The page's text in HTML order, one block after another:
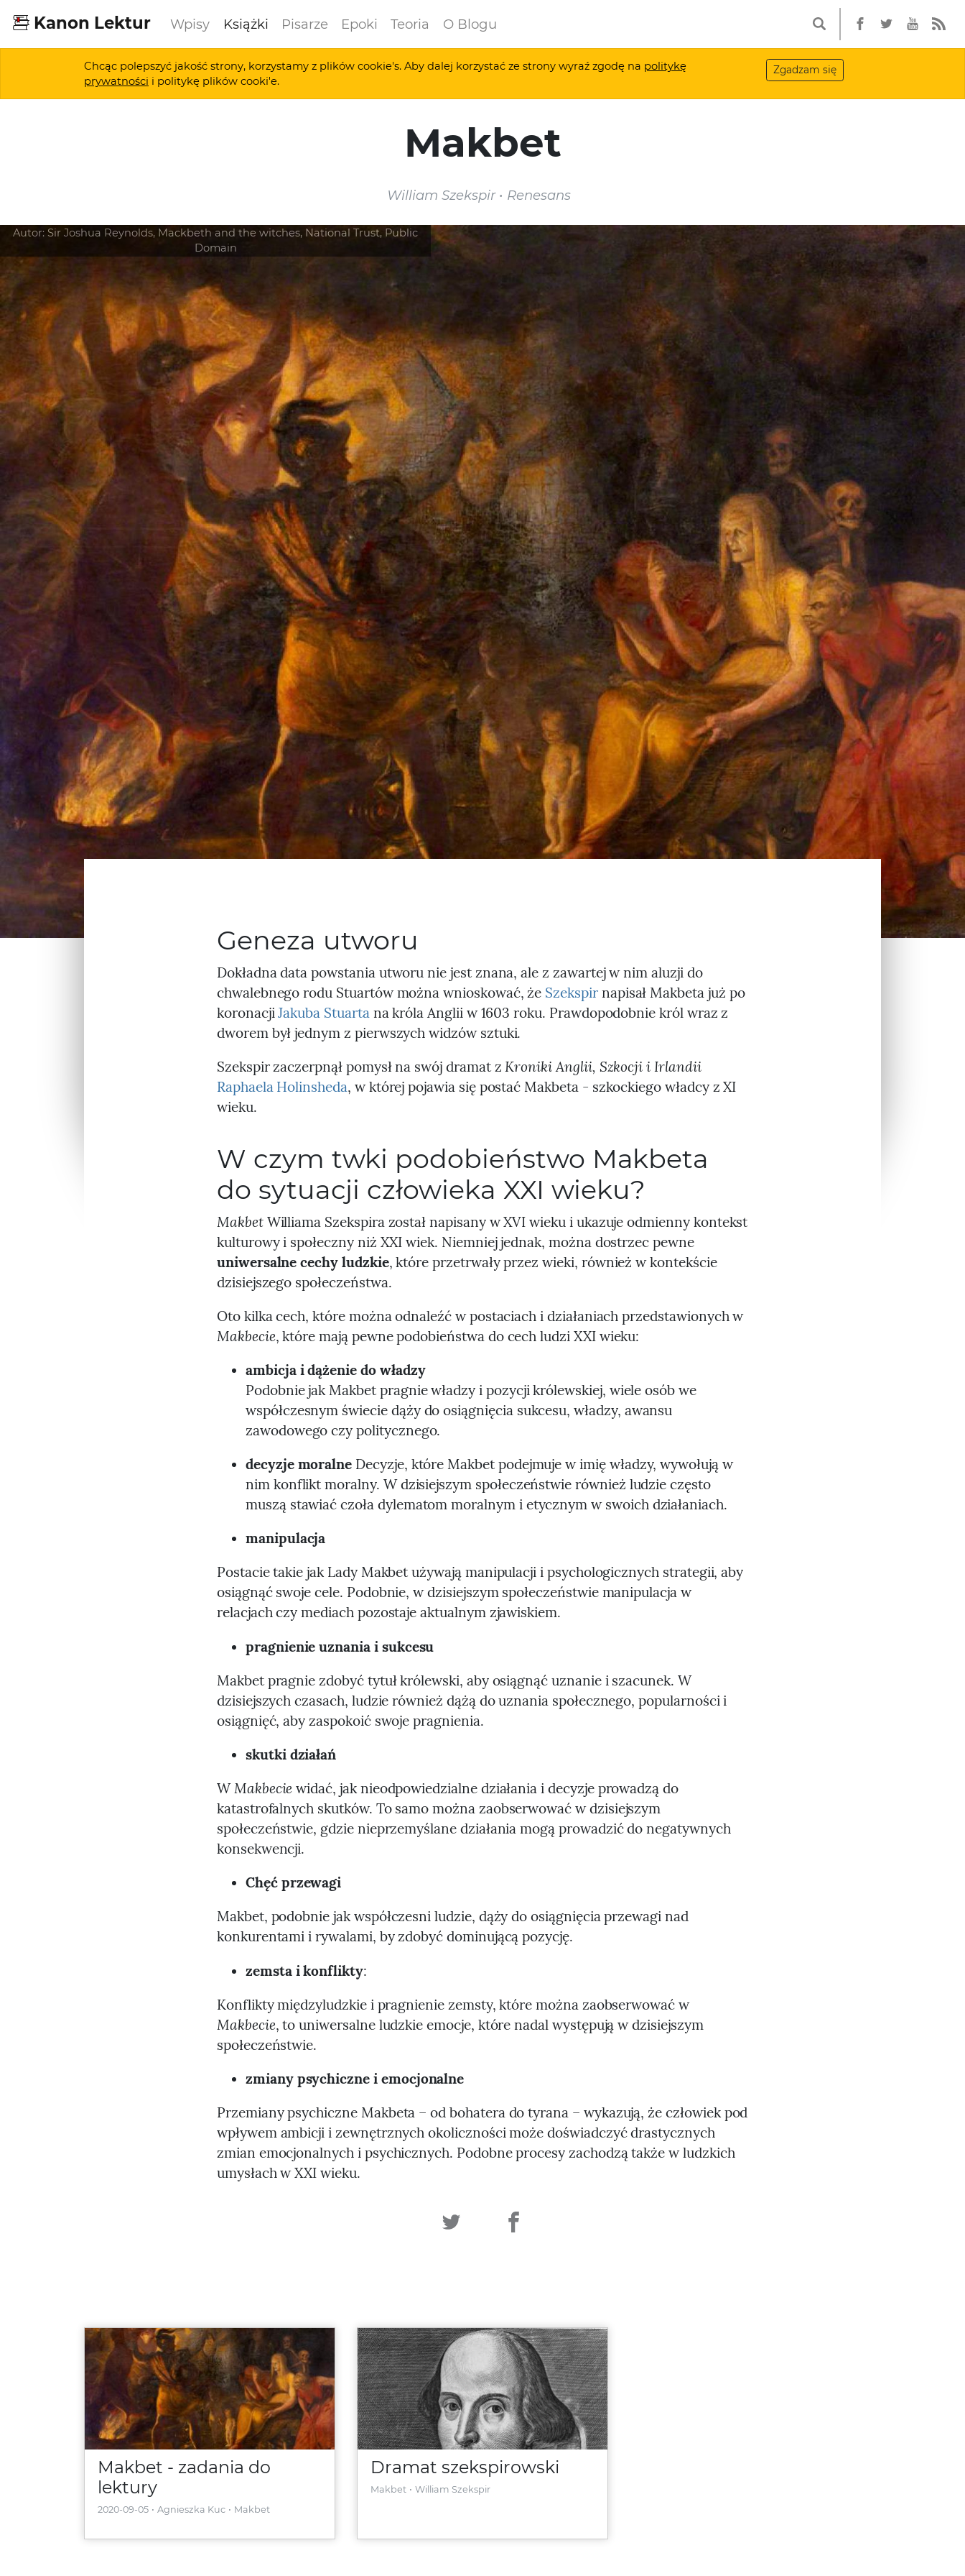
Kanon Lektur Wpisy Książki Pisarze Epoki Teoria O Blogu
Chcąc polepszyć jakość strony, korzystamy z plików cookie's. Aby dalej korzystać ze strony wyraź zgodę na politykę
prywatności i politykę plików cooki'e.
Zgadzam się
Makbet
William Szekspir Renesans
Autor: Sir Joshua Reynolds, Mackbeth and the witches, National Trust, Public
Domain
Geneza utworu
Dokładna data powstania utworu nie jest znana, ale z zawartej w nim aluzji do
chwalebnego rodu Stuartów można wnioskować, że Szekspirnapisał Makbeta już po
koronacjiJakuba Stuartana króla Anglii w 1603 roku. Prawdopodobnie król wraz z
dworem był jednym z pierwszych widzów sztuki.
Szekspir zaczerpnął pomysł na swój dramat zKroniki Anglii, Szkocji i Irlandii
Raphaela Holinsheda, w której pojawia się postać Makbeta - szkockiego władcy z XI
wieku.
W czym twki podobieństwo Makbeta
do sytuacji człowieka XXI wieku?
MakbetWilliama Szekspira został napisany w XVI wieku i ukazuje odmienny kontekst
kulturowy i społeczny niż XXI wiek. Niemniej jednak, można dostrzec pewne
uniwersalne cechy ludzkie, które przetrwały przez wieki, również w kontekście
dzisiejszego społeczeństwa.
Oto kilka cech, które można odnaleźć w postaciach i działaniach przedstawionych w
Makbecie, które mają pewne podobieństwa do cech ludzi XXI wieku:
ambicja i dążenie do władzy
Podobnie jak Makbet pragnie władzy i pozycji królewskiej, wiele osób we
współczesnym świecie dąży do osiągnięcia sukcesu, władzy, awansu
zawodowego czy politycznego.
decyzje moralne Decyzje, które Makbet podejmuje w imię władzy, wywołują w
nim konflikt moralny. W dzisiejszym społeczeństwie również ludzie często
muszą stawiać czoła dylematom moralnym i etycznym w swoich działaniach.
manipulacja
Postacie takie jak Lady Makbet używają manipulacji i psychologicznych strategii, aby
osiągnąć swoje cele. Podobnie, w dzisiejszym społeczeństwie manipulacja w
relacjach czy mediach pozostaje aktualnym zjawiskiem.
pragnienie uznania i sukcesu
Makbet pragnie zdobyć tytuł królewski, aby osiągnąć uznanie i szacunek. W
dzisiejszych czasach, ludzie również dążą do uznania społecznego, popularności i
osiągnięć, aby zaspokoić swoje pragnienia.
skutki działań
WMakbecie widać, jak nieodpowiedzialne działania i decyzje prowadzą do
katastrofalnych skutków. To samo można zaobserwować w dzisiejszym
społeczeństwie, gdzie nieprzemyślane działania mogą prowadzić do negatywnych
konsekwencji.
Chęć przewagi
Makbet, podobnie jak współczesni ludzie, dąży do osiągnięcia przewagi nad
konkurentami i rywalami, by zdobyć dominującą pozycję.
zemsta i konflikty:
Konflikty międzyludzkie i pragnienie zemsty, które można zaobserwować w
Makbecie, to uniwersalne ludzkie emocje, które nadal występują w dzisiejszym
społeczeństwie.
zmiany psychiczne i emocjonalne
Przemiany psychiczne Makbeta – od bohatera do tyrana – wykazują, że człowiek pod
wpływem ambicji i zewnętrznych okoliczności może doświadczyć drastycznych
zmian emocjonalnych i psychicznych. Podobne procesy zachodzą także w ludzkich
umysłach w XXI wieku.
Makbet - zadania do
lektury
2020-09-05 Agnieszka Kuc Makbet
Dramat szekspirowski
Makbet William Szekspir